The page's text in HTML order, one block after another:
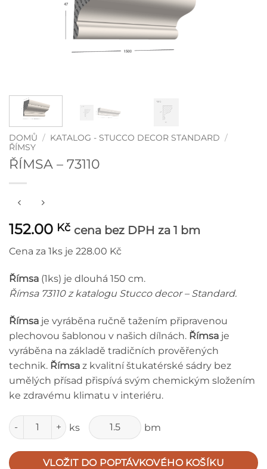
DOMŮ / KATALOG - STUCCO DECOR STANDARD /
ŘÍMSY
ŘÍMSA – 73110
152.00 Kč cena bez DPH za 1 bm
Cena za 1ks je 228.00 Kč
Římsa (1ks) je dlouhá 150 cm.
Římsa 73110 z katalogu Stucco decor – Standard.
Římsa je vyráběna ručně tažením připravenou
plechovou šablonou v našich dílnách. Římsa je
vyráběna na základě tradičních prověřených
technik. Římsa z kvalitní štukatérské sádry bez
umělých přísad přispívá svým chemickým složením
ke zdravému klimatu v interiéru.
bm
Množství
ks
VLOŽIT DO POPTÁVKOVÉHO KOŠÍKU